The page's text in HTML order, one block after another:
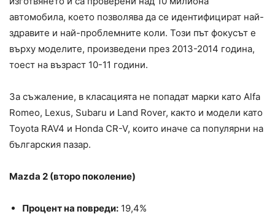
автомобила, което позволява да се идентифицират най-
здравите и най-проблемните коли. Този път фокусът е
върху моделите, произведени през 2013-2014 година,
тоест на възраст 10-11 години.
За съжаление, в класацията не попадат марки като Alfa
Romeo, Lexus, Subaru и Land Rover, както и модели като
Toyota RAV4 и Honda CR-V, които иначе са популярни на
българския пазар.
Mazda 2 (второ поколение)
Процент на повреди: 19,4%